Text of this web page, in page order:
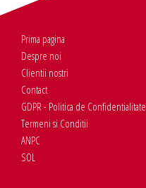
Prima pagina
Despre noi
Clientii nostri
Contact
GDPR - Politica de Confidentialitate
Termeni si Conditii
ANPC
SOL